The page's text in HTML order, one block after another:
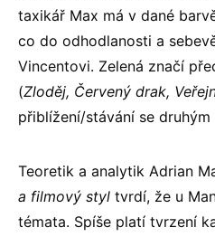
taxikář Max má v dané
co do odhodlanosti a
Vincentovi. Zelená značí
(Zloděj, Červený drak,
přiblížení/stávání se druhým
Teoretik a analytik Adrian
a filmový styl tvrdí, že u
témata. Spíše platí tvrzení